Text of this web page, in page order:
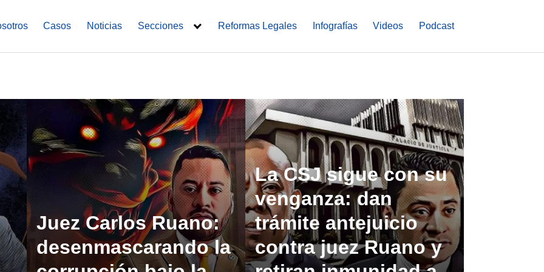
Casos Noticias Secciones Reformas Legales Infografías Videos Podcast
Juez Carlos Ruano:
desenmascarando la
La CSJ sigue con su
venganza: dan
trámite antejuicio
contra juez Ruano y